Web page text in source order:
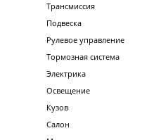
Трансмиссия
Подвеска
Рулевое управление
Тормозная система
Электрика
Освещение
Кузов
Салон